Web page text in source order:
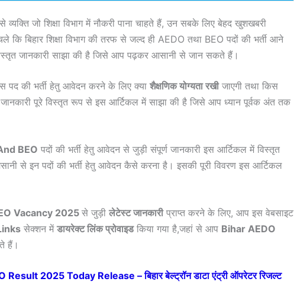
व्यक्ति जो शिक्षा विभाग में नौकरी पाना चाहते हैं, उन सबके लिए बेहद खुशखबरी
बिहार शिक्षा विभाग की तरफ से जल्द ही AEDO तथा BEO पदों की भर्ती आने
जानकारी साझा की है जिसे आप पढ़कर आसानी से जान सकते हैं।
पद की भर्ती हेतु आवेदन करने के लिए क्या शैक्षणिक योग्यता रखीजाएगी तथा किस
पूरे विस्तृत रूप से इस आर्टिकल में साझा की है जिसे आप ध्यान पूर्वक अंत तक
BEO पदों की भर्ती हेतु आवेदन से जुड़ी संपूर्ण जानकारी इस आर्टिकल में विस्तृत
से इन पदों की भर्ती हेतु आवेदन कैसे करना है। इसकी पूरी विवरण इस आर्टिकल
Vacancy 2025 से जुड़ी लेटेस्ट जानकारीप्राप्त करने के लिए, आप इस वेबसाइट
सेक्शन में डायरेक्ट लिंक प्रोवाइडकिया गया है,जहां से आप Bihar AEDO
हैं।
2025 Today Release – बिहार बेल्ट्रॉन डाटा एंट्री ऑपरेटर रिजल्ट